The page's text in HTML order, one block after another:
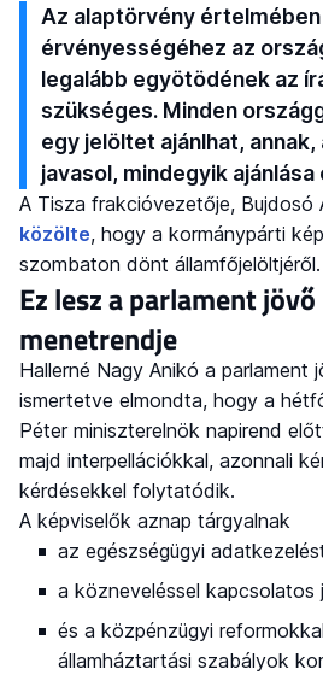
Az alaptörvény értelmében
érvényességéhez az
legalább egyötödének az
szükséges. Minden
egy jelöltet ajánlhat,
javasol, mindegyik
A Tisza frakcióvezetője, Bujdosó
közölte, hogy a kormánypárti
szombaton dönt államfőjelöltjéről.
Ez lesz a parlament
menetrendje
Hallerné Nagy Anikó a parlament
ismertetve elmondta, hogy a
Péter miniszterelnök napirend
majd interpellációkkal, azonnali
kérdésekkel folytatódik.
A képviselők aznap tárgyalnak
az egészségügyi
a közneveléssel kapcsolatos
és a közpénzügyi
államháztartási szabályok